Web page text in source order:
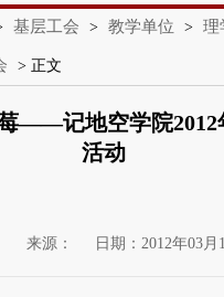
基层工会 > 教学单位 > 理
> 正文
――记地空学院2012
活动
来源： 日期：2012年03月